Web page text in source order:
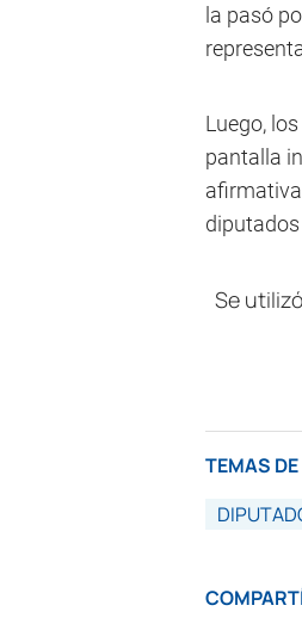
la pasó
Luego,
pantalla
Se
TEMAS